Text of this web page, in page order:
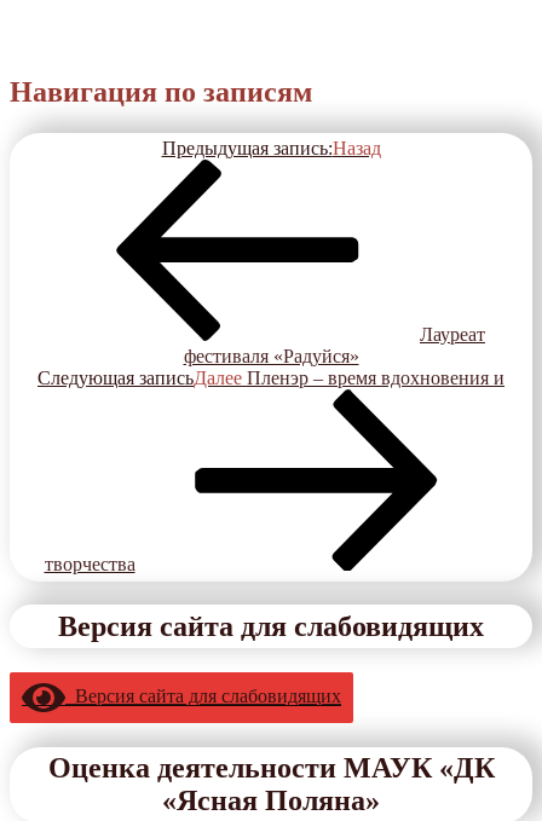
Навигация по записям
Предыдущая запись:Назад
Лауреат
фестиваля «Радуйся»
Следующая записьДалее Пленэр – время вдохновения и
творчества
Версия сайта для слабовидящих
Версия сайта для слабовидящих
Оценка деятельности МАУК «ДК
«Ясная Поляна»